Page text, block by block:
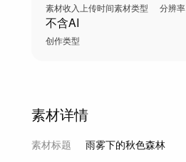
素材收入 上传时间素材类型 分辨率
不含AI
创作类型
素材详情
素材标题
雨雾下的秋色森林